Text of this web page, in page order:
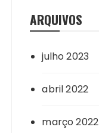
ARQUIVOS
julho 2023
abril 2022
março 2022